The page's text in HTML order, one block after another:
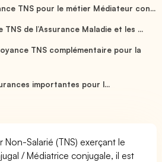
TNS pour le métier Médiateur con...
de l’Assurance Maladie et les ...
TNS complémentaire pour la
importantes pour l...
Non-Salarié (TNS) exerçant le
/ Médiatrice conjugale, il est